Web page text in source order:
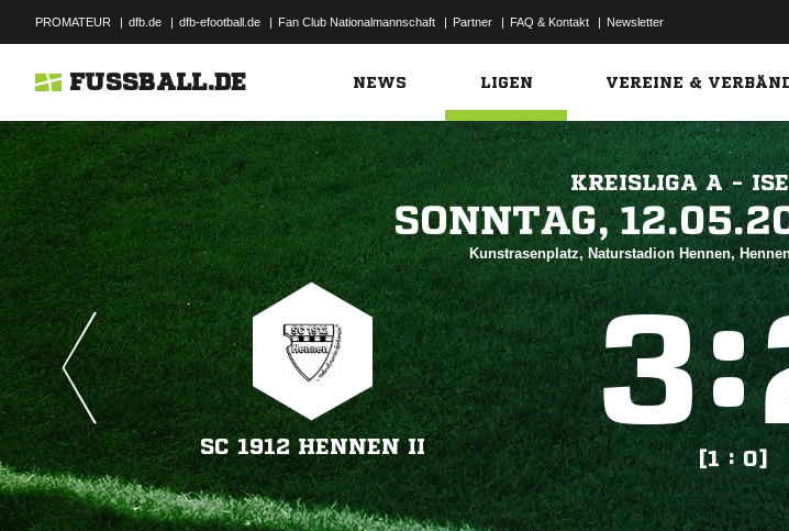
PROMATEUR | dfb.de | dfb-efootball.de | Fan Club Nationalmannschaft | Partner | FAQ & Kontakt | Newsletter
FUSSBALL.DE NEWS LIGEN VEREINE &
KREISLIGA A -

Kunstrasenplatz, Naturstadion Hennen,
SC 1912 HENNEN II
:
[1 : 0]